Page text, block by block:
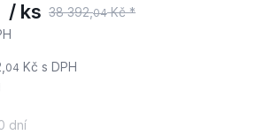
/ ks 38 392,04Kč *
04 Kč s DPH
dní